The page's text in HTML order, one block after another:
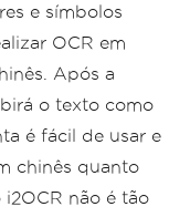
e símbolos
OCR em
Após a
o texto como
é fácil de usar e
chinês quanto
i2OCR não é tão